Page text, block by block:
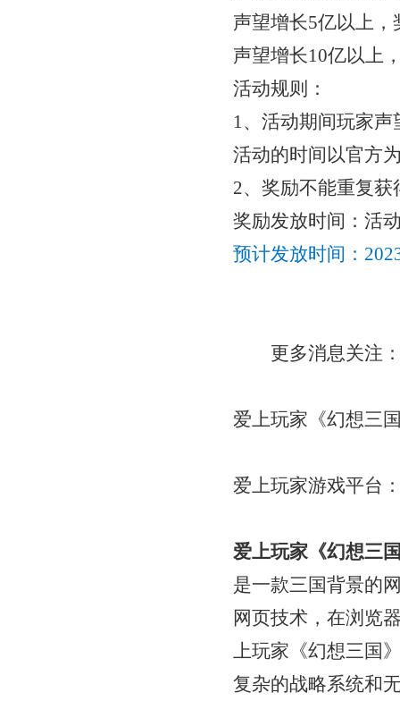
声望增长5亿以上，
声望增长10亿以上
活动规则：
1、活动期间玩家
活动的时间以官方
2、奖励不能重复
奖励发放时间：活
预计发放时间：
更多消息关注
爱上玩家《幻想三
爱上玩家游戏平台
爱上玩家《幻想三
是一款三国背景的
网页技术，在浏览
上玩家《幻想三国
复杂的战略系统和